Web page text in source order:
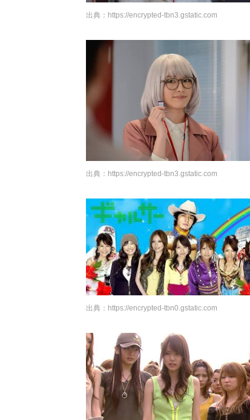
出典： https://encrypted-tbn3.gstatic.com
出典： https://encrypted-tbn3.gstatic.com
出典： https://encrypted-tbn0.gstatic.com